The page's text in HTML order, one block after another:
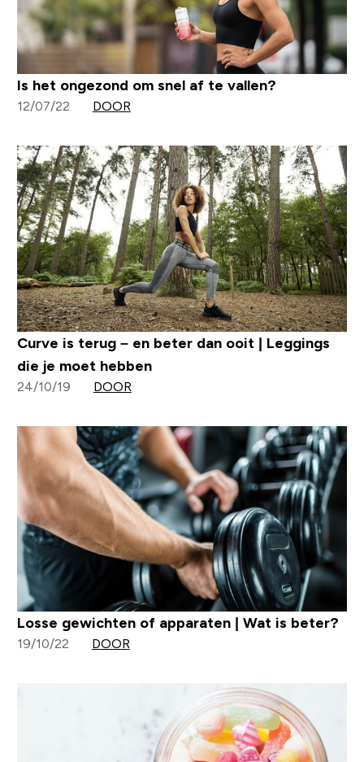
Is het ongezond om snel af te vallen?
12/07/22 DOOR
Curve is terug – en beter dan ooit | Leggings
die je moet hebben
24/10/19 DOOR
Losse gewichten of apparaten | Wat is beter?
19/10/22 DOOR